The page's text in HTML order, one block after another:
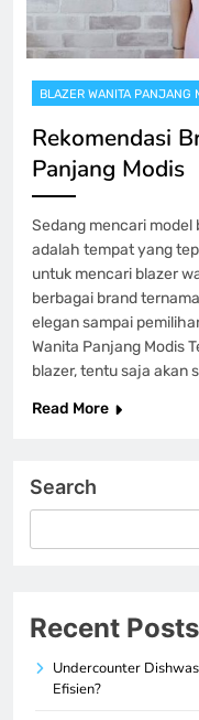
BLAZER WANITA PANJANG
Rekomendasi
Panjang Modis
Sedang mencari model
adalah tempat yang
untuk mencari blazer
berbagai brand
elegan sampai
Wanita Panjang Modis
blazer, tentu saja akan
Read More
Search
Recent Posts
Undercounter
Efisien?